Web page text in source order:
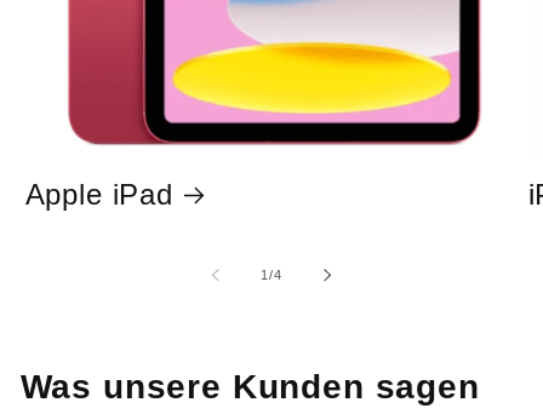
Apple iPad
1/von
4
Was unsere Kunden sagen